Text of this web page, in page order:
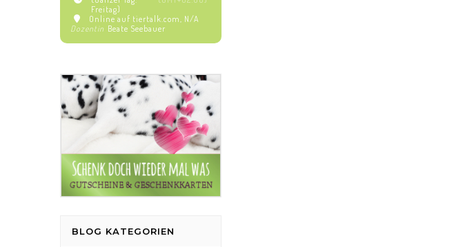
Freitag)
Online auf tiertalk.com , N/A
Dozentin Beate Seebauer
BLOG KATEGORIEN